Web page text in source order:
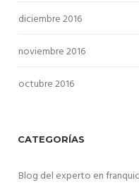
diciembre 2016
noviembre 2016
octubre 2016
CATEGORÍAS
Blog del experto en